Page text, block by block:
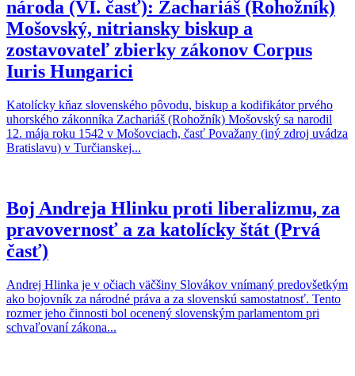
národa (VI. časť): Zachariáš (Rohožník)
Mošovský, nitriansky biskup a
zostavovateľ zbierky zákonov Corpus
Iuris Hungarici
Katolícky kňaz slovenského pôvodu, biskup a kodifikátor prvého
uhorského zákonníka Zachariáš (Rohožník) Mošovský sa narodil
12. mája roku 1542 v Mošovciach, časť Považany (iný zdroj uvádza
Bratislavu) v Turčianskej...
Boj Andreja Hlinku proti liberalizmu, za
pravovernosť a za katolícky štát (Prvá
časť)
Andrej Hlinka je v očiach väčšiny Slovákov vnímaný predovšetkým
ako bojovník za národné práva a za slovenskú samostatnosť. Tento
rozmer jeho činnosti bol ocenený slovenským parlamentom pri
schvaľovaní zákona...